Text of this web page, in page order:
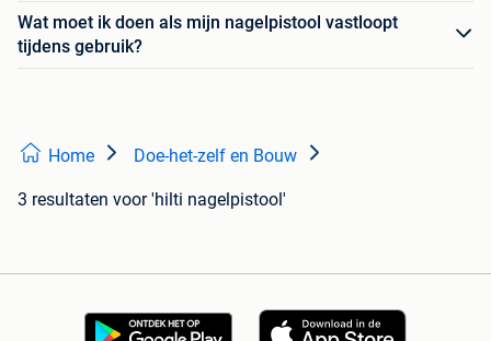
Wat moet ik doen als mijn nagelpistool vastloopt
tijdens gebruik?
Home Doe-het-zelf en Bouw
3 resultaten voor 'hilti nagelpistool'